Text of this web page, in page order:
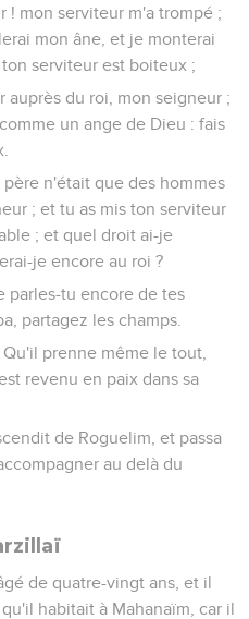
! mon serviteur m'a trompé ;
mon âne, et je monterai
serviteur est boiteux ;
du roi, mon seigneur ;
un ange de Dieu : fais
n'était que des hommes
; et tu as mis ton serviteur
; et quel droit ai-je
je encore au roi ?
parles-tu encore de tes
partagez les champs.
prenne même le tout,
revenu en paix dans sa
de Roguelim, et passa
au delà du
de quatre-vingt ans, et il
habitait à Mahanaïm, car il